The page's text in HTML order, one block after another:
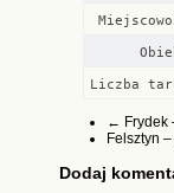
Liczba
← Frydek
Felsztyn
Dodaj